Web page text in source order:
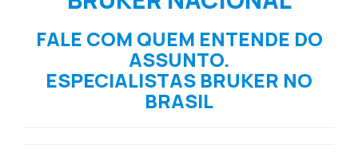
FALE COM QUEM ENTENDE DO
ASSUNTO.
ESPECIALISTAS BRUKER NO
BRASIL